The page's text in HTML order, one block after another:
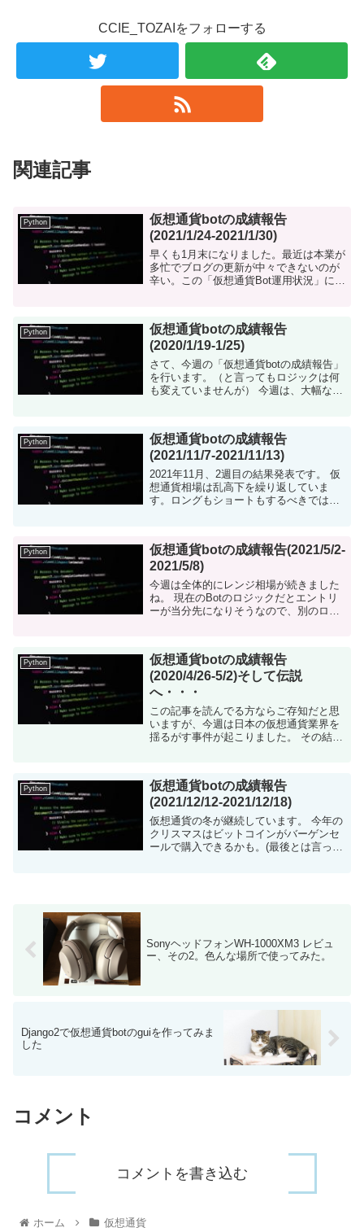
CCIE_TOZAIをフォローする
関連記事
Python
仮想通貨botの成績報告
(2021/1/24-2021/1/30)
早くも1月末になりました。最近は本業が
多忙でブログの更新が中々できないのが
辛い。この「仮想通貨Bot運用状況」につ
きています。 とは言っても・・・今年は
まだ1度...
Python
仮想通貨botの成績報告
(2020/1/19-1/25)
さて、今週の「仮想通貨botの成績報告」
を行います。（と言ってもロジックは何
も変えていませんが） 今週は、大幅な増
を自動で売買するツール...
Python
仮想通貨botの成績報告
(2021/11/7-2021/11/13)
2021年11月、2週目の結果発表です。 仮
想通貨相場は乱高下を繰り返していま
す。ロングもショートもするべきではな
Python
仮想通貨botの成績報告(2021/5/2-
2021/5/8)
今週は全体的にレンジ相場が続きました
ね。 現在のBotのロジックだとエントリ
ーが当分先になりそうなので、別のロジ
Python
仮想通貨botの成績報告
(2020/4/26-5/2)そして伝説
へ・・・
この記事を読んでる方ならご存知だと思
いますが、今週は日本の仮想通貨業界を
揺るがす事件が起こりました。 その結
Python
仮想通貨botの成績報告
(2021/12/12-2021/12/18)
仮想通貨の冬が継続しています。 今年の
クリスマスはビットコインがバーゲンセ
ールで購入できるかも。(最後とは言って
SonyヘッドフォンWH-1000XM3 レビュ
ー、その2。色んな場所で使ってみた。
Django2で仮想通貨botのguiを作ってみま
した
コメント
コメントを書き込む
ホーム 仮想通貨